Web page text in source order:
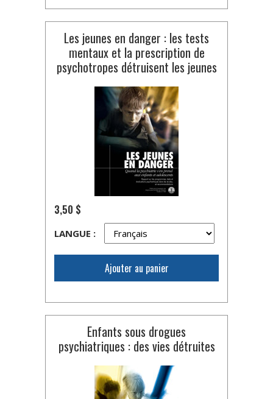
Les jeunes en danger : les tests
mentaux et la prescription de
psychotropes détruisent les jeunes
3,50 $
LANGUE :
Ajouter au panier
Enfants sous drogues
psychiatriques : des vies détruites